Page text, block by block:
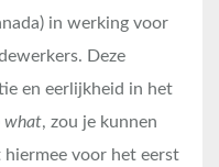
in werking voor
Deze
en eerlijkheid in het
what, zou je kunnen
voor het eerst